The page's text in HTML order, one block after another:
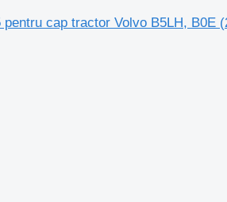
cap tractor Volvo B5LH, B0E